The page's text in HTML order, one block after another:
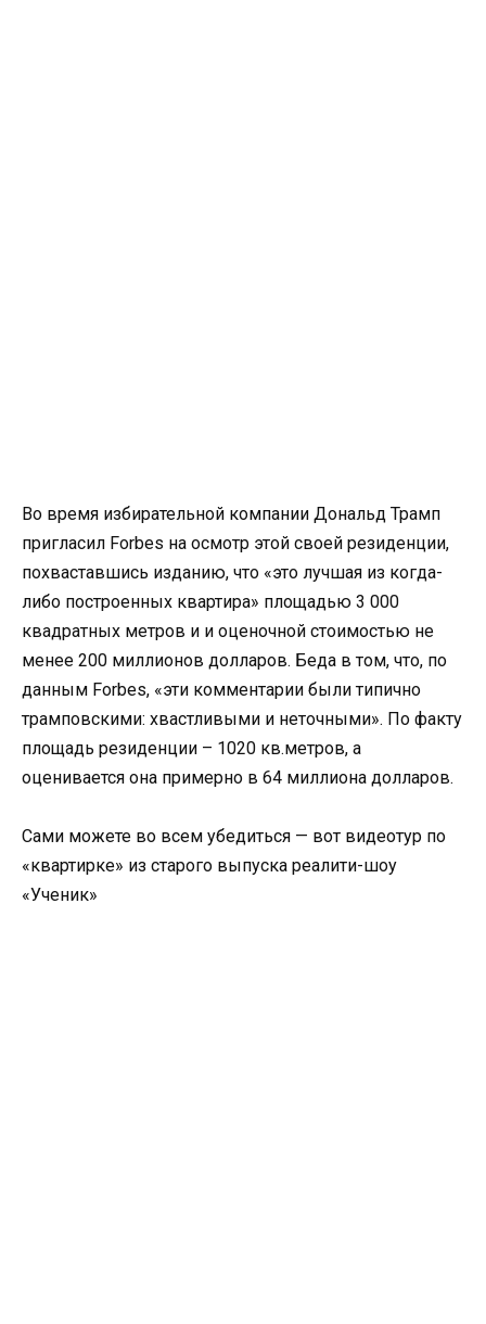
Во время избирательной компании Дональд Трамп
пригласил Forbes на осмотр этой своей резиденции,
похваставшись изданию, что «это лучшая из когда-
либо построенных квартира» площадью 3 000
квадратных метров и и оценочной стоимостью не
менее 200 миллионов долларов. Беда в том, что, по
данным Forbes, «эти комментарии были типично
трамповскими: хвастливыми и неточными». По факту
площадь резиденции – 1020 кв.метров, а
оценивается она примерно в 64 миллиона долларов.
Сами можете во всем убедиться — вот видеотур по
«квартирке» из старого выпуска реалити-шоу
«Ученик»